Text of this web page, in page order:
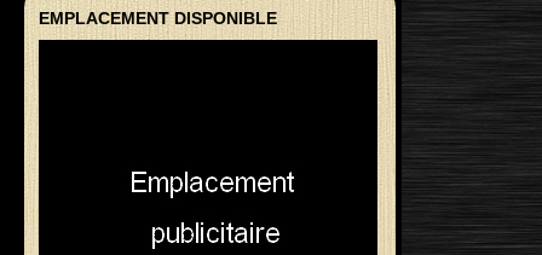
EMPLACEMENT DISPONIBLE